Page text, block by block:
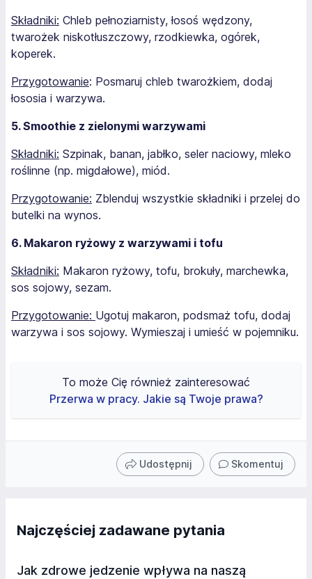
Składniki: Chleb pełnoziarnisty, łosoś wędzony,
twarożek niskotłuszczowy, rzodkiewka, ogórek,
koperek.
Przygotowanie: Posmaruj chleb twarożkiem, dodaj
łososia i warzywa.
5. Smoothie z zielonymi warzywami
Składniki: Szpinak, banan, jabłko, seler naciowy, mleko
roślinne (np. migdałowe), miód.
Przygotowanie: Zblenduj wszystkie składniki i przelej do
butelki na wynos.
6. Makaron ryżowy z warzywami i tofu
Składniki: Makaron ryżowy, tofu, brokuły, marchewka,
sos sojowy, sezam.
Przygotowanie: Ugotuj makaron, podsmaż tofu, dodaj
warzywa i sos sojowy. Wymieszaj i umieść w pojemniku.
To może Cię również zainteresować
Przerwa w pracy. Jakie są Twoje prawa?
Udostępnij Skomentuj
Najczęściej zadawane pytania
Jak zdrowe jedzenie wpływa na naszą